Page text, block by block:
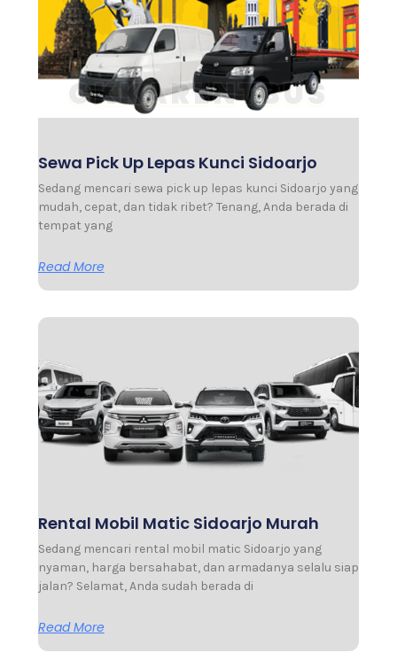
Sewa Pick Up Lepas Kunci Sidoarjo
Sedang mencari sewa pick up lepas kunci Sidoarjo yang
mudah, cepat, dan tidak ribet? Tenang, Anda berada di
tempat yang
Read More
Rental Mobil Matic Sidoarjo Murah
Sedang mencari rental mobil matic Sidoarjo yang
nyaman, harga bersahabat, dan armadanya selalu siap
jalan? Selamat, Anda sudah berada di
Read More